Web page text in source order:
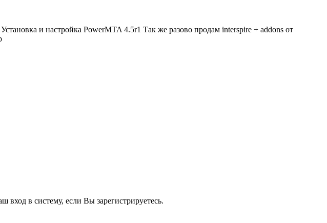
и настройка PowerMTA 4.5r1 Так же разово продам interspire + addons от
вход в систему, если Вы зарегистрируетесь.